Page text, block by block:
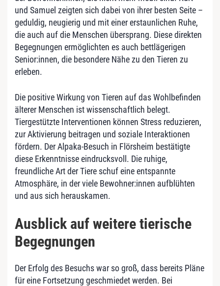
und Samuel zeigten sich dabei von ihrer besten Seite –
geduldig, neugierig und mit einer erstaunlichen Ruhe,
die auch auf die Menschen übersprang. Diese direkten
Begegnungen ermöglichten es auch bettlägerigen
Senior:innen, die besondere Nähe zu den Tieren zu
erleben.
Die positive Wirkung von Tieren auf das Wohlbefinden
älterer Menschen ist wissenschaftlich belegt.
Tiergestützte Interventionen können Stress reduzieren,
zur Aktivierung beitragen und soziale Interaktionen
fördern. Der Alpaka-Besuch in Flörsheim bestätigte
diese Erkenntnisse eindrucksvoll. Die ruhige,
freundliche Art der Tiere schuf eine entspannte
Atmosphäre, in der viele Bewohner:innen aufblühten
und aus sich herauskamen.
Ausblick auf weitere tierische
Begegnungen
Der Erfolg des Besuchs war so groß, dass bereits Pläne
für eine Fortsetzung geschmiedet werden. Bei